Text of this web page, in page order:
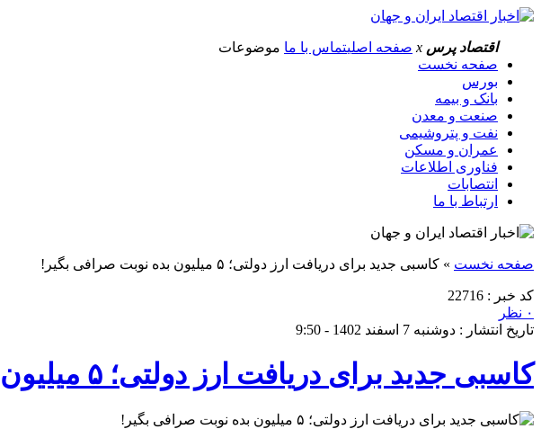
اقتصاد پرس x صفحه اصلیتماس با ما موضوعات
صفحه نخست
بورس
بانک و بیمه
صنعت و معدن
نفت و پتروشیمی
عمران و مسکن
فناوری اطلاعات
انتصابات
ارتباط با ما
صفحه نخست » کاسبی جدید برای دریافت ارز دولتی؛ ۵ میلیون بده نوبت صرافی بگیر!
کد خبر : 22716
۰ نظر
تاریخ انتشار : دوشنبه 7 اسفند 1402 - 9:50
کاسبی جدید برای دریافت ارز دولتی؛ ۵ میلیون بده نوبت صرافی بگیر!